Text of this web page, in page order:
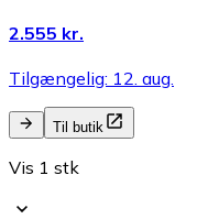
2.555 kr.
Tilgængelig: 12. aug.
Til butik
Vis 1 stk